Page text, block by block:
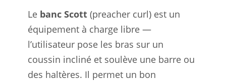
Le banc Scott (preacher curl) est un
équipement à charge libre —
l’utilisateur pose les bras sur un
coussin incliné et soulève une barre ou
des haltères. Il permet un bon